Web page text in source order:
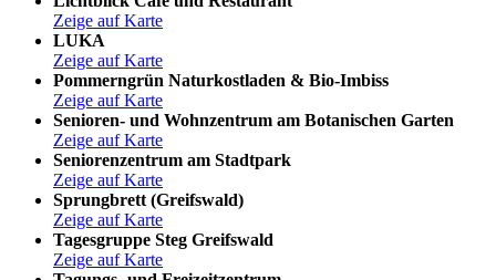
Zeige auf Karte
LUKA
Zeige auf Karte
Pommerngrün Naturkostladen & Bio-Imbiss
Zeige auf Karte
Senioren- und Wohnzentrum am Botanischen Garten
Zeige auf Karte
Seniorenzentrum am Stadtpark
Zeige auf Karte
Sprungbrett (Greifswald)
Zeige auf Karte
Tagesgruppe Steg Greifswald
Zeige auf Karte